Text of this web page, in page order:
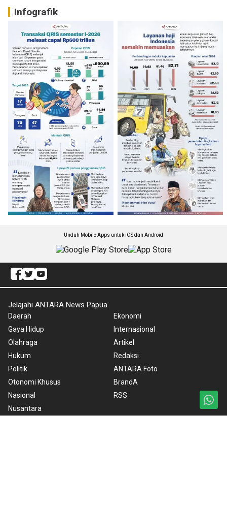
Infografik
Unduh Mobile Apps untuk iOS dan Android
Jelajahi ANTARA News Papua
Daerah
Gaya Hidup
Olahraga
Hukum
Politik
Otonomi Khusus
Nasional
Nusantara
Ekonomi
Internasional
Artikel
Redaksi
ANTARA Foto
BrandA
RSS